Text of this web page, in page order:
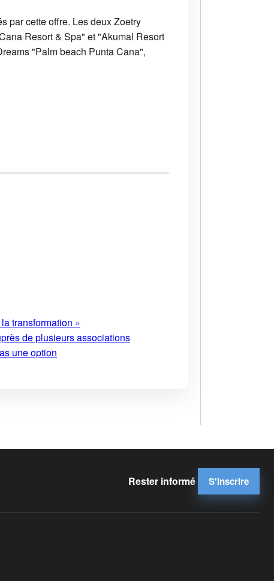
par cette offre. Les deux Zoetry
Resort & Spa" et "Akumal Resort
"Palm beach Punta Cana",
transformation »
de plusieurs associations
une option
Rester informé S'inscrire